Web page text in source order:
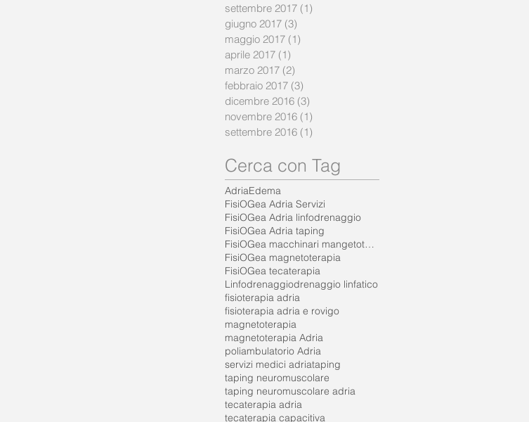
settembre 2017 (1)
giugno 2017 (3)
maggio 2017 (1)
aprile 2017 (1)
marzo 2017 (2)
febbraio 2017 (3)
dicembre 2016 (3)
novembre 2016 (1)
settembre 2016 (1)
Cerca con Tag
AdriaEdema
FisiOGea Adria Servizi
FisiOGea Adria linfodrenaggio
FisiOGea Adria taping
FisiOGea macchinari mangetoterapia
FisiOGea magnetoterapia
FisiOGea tecaterapia
Linfodrenaggiodrenaggio linfatico
fisioterapia adria
fisioterapia adria e rovigo
magnetoterapia
magnetoterapia Adria
poliambulatorio Adria
servizi medici adriataping
taping neuromuscolare
taping neuromuscolare adria
tecaterapia adria
tecaterapia capacitiva